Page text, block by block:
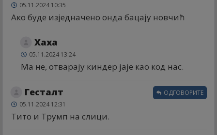
05.11.2024 10:35
Ако буде изједначено онда бацају новчић
Хаха
05.11.2024 13:24
Ма не, отварају киндер јаје као код нас.
Гесталт
05.11.2024 12:31
Тито и Трумп на слици.
ОДГОВОРИТЕ